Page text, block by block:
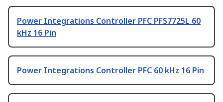
Power Integrations Controller PFC PFS7725L 60
kHz 16 Pin
Power Integrations Controller PFC 60 kHz 16 Pin